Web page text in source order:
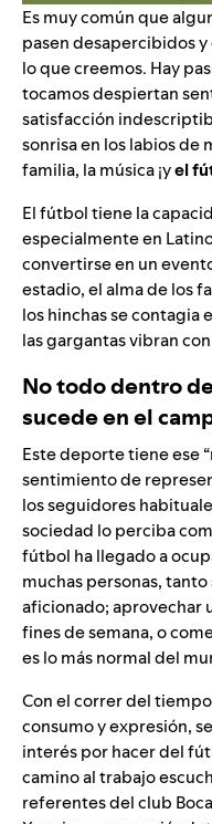
Es muy común que
pasen desapercibidos
lo que creemos. Hay
tocamos despiertan
satisfacción
sonrisa en los labios de
familia, la música ¡yel
El fútbol tiene la
especialmente en
convertirse en un
estadio, el alma de los
los hinchas se contagia
las gargantas vibran
No todo dentro
sucede en el
Este deporte tiene ese
sentimiento de
los seguidores
sociedad lo perciba
fútbol ha llegado a
muchas personas,
aficionado; aprovechar
fines de semana, o
es lo más normal del
Con el correr del
consumo y expresión,
interés por hacer del
camino al trabajo
referentes del club